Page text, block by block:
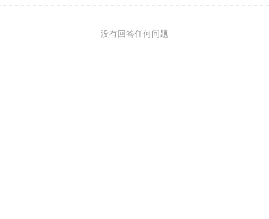
没有回答任何问题